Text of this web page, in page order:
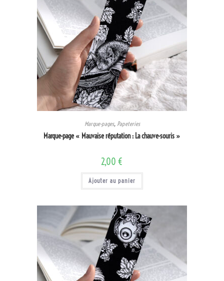
Marque-pages, Papeteries
Marque-page « Mauvaise réputation : La chauve-souris »
2,00 €
Ajouter au panier